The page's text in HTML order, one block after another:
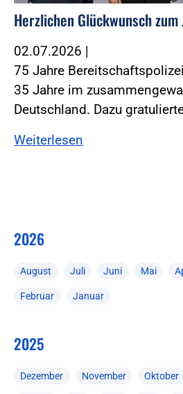
Herzlichen Glückwunsch zum
02.07.2026 |
75 Jahre
35 Jahre im
Deutschland. Dazu
Weiterlesen
2026
August Juli Juni Mai
Februar Januar
2025
Dezember November Oktober